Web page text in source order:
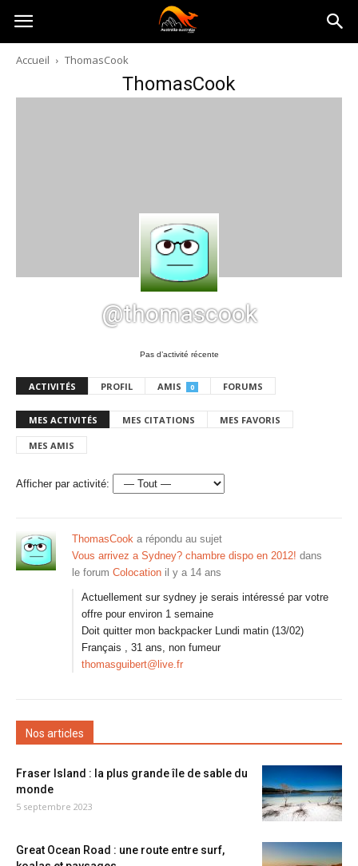
Australia-
australie.com
Accueil ThomasCook
ThomasCook
@thomascook
Pas d’activité récente
ACTIVITÉS PROFIL AMIS 0 FORUMS
MES ACTIVITÉS MES CITATIONS MES FAVORIS
MES AMIS
Afficher par activité:
ThomasCook a répondu au sujet
Vous arrivez a Sydney? chambre dispo en 2012! dans
le forum Colocation il y a 14 ans
Actuellement sur sydney je serais intéressé par votre
offre pour environ 1 semaine
Doit quitter mon backpacker Lundi matin (13/02)
Français , 31 ans, non fumeur
thomasguibert@live.fr
Nos articles
Fraser Island : la plus grande île de sable du
monde
5 septembre 2023
Great Ocean Road : une route entre surf,